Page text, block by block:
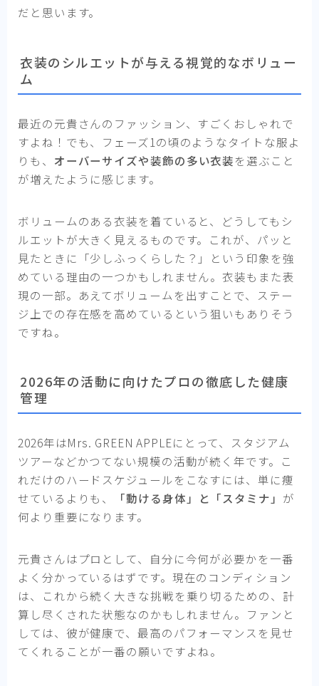
だと思います。
衣装のシルエットが与える視覚的なボリュー
ム
最近の元貴さんのファッション、すごくおしゃれで
すよね！でも、フェーズ1の頃のようなタイトな服よ
りも、 オーバーサイズや装飾の多い衣装を選ぶこと
が増えたように感じます。
ボリュームのある衣装を着ていると、どうしてもシ
ルエットが大きく見えるものです。これが、パッと
見たときに「少しふっくらした？」という印象を強
めている理由の一つかもしれません。衣装もまた表
現の一部。あえてボリュームを出すことで、ステー
ジ上での存在感を高めているという狙いもありそう
ですね。
2026年の活動に向けたプロの徹底した健康
管理
2026年はMrs. GREEN APPLEにとって、スタジアム
ツアーなどかつてない規模の活動が続く年です。こ
れだけのハードスケジュールをこなすには、単に痩
せているよりも、
「動ける身体」と「スタミナ」 が
何より重要になります。
元貴さんはプロとして、自分に今何が必要かを一番
よく分かっているはずです。現在のコンディション
は、これから続く大きな挑戦を乗り切るための、計
算し尽くされた状態なのかもしれません。ファンと
しては、彼が健康で、最高のパフォーマンスを見せ
てくれることが一番の願いですよね。